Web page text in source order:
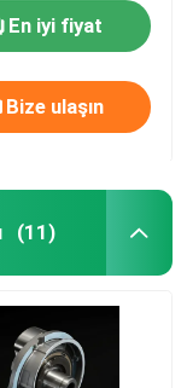
En iyi fiyat
Bize ulaşın
(11)